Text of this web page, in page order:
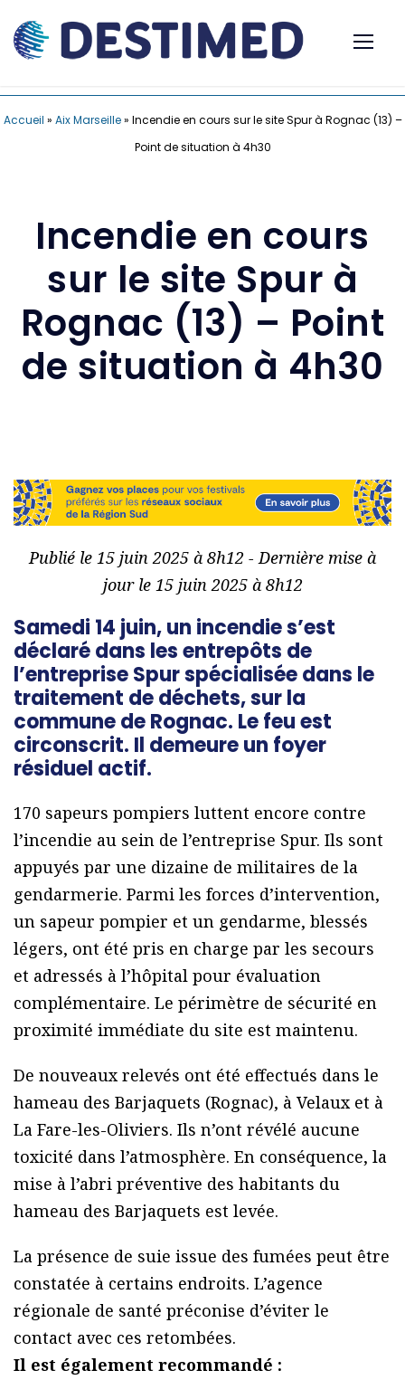
Accueil » Aix Marseille» Incendie en cours sur le site Spur à Rognac (13) –
Point de situation à 4h30
Incendie en cours
sur le site Spur à
Rognac (13) – Point
de situation à 4h30
Publié le 15 juin 2025 à 8h12 - Dernière mise à
jour le 15 juin 2025 à 8h12
Samedi 14 juin, un incendie s’est
déclaré dans les entrepôts de
l’entreprise Spur spécialisée dans le
traitement de déchets, sur la
commune de Rognac. Le feu est
circonscrit. Il demeure un foyer
résiduel actif.
170 sapeurs pompiers luttent encore contre
l’incendie au sein de l’entreprise Spur. Ils sont
appuyés par une dizaine de militaires de la
gendarmerie. Parmi les forces d’intervention,
un sapeur pompier et un gendarme, blessés
légers, ont été pris en charge par les secours
et adressés à l’hôpital pour évaluation
complémentaire. Le périmètre de sécurité en
proximité immédiate du site est maintenu.
De nouveaux relevés ont été effectués dans le
hameau des Barjaquets (Rognac), à Velaux et à
La Fare-les-Oliviers. Ils n’ont révélé aucune
toxicité dans l’atmosphère. En conséquence, la
mise à l’abri préventive des habitants du
hameau des Barjaquets est levée.
La présence de suie issue des fumées peut être
constatée à certains endroits. L’agence
régionale de santé préconise d’éviter le
contact avec ces retombées.
Il est également recommandé :